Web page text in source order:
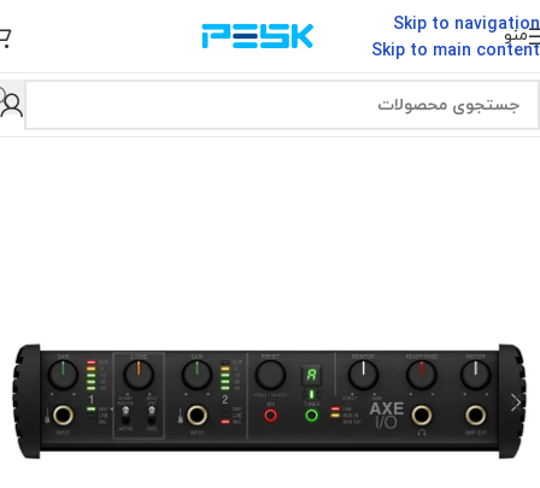
Skip to navigation
Skip to main content
منو